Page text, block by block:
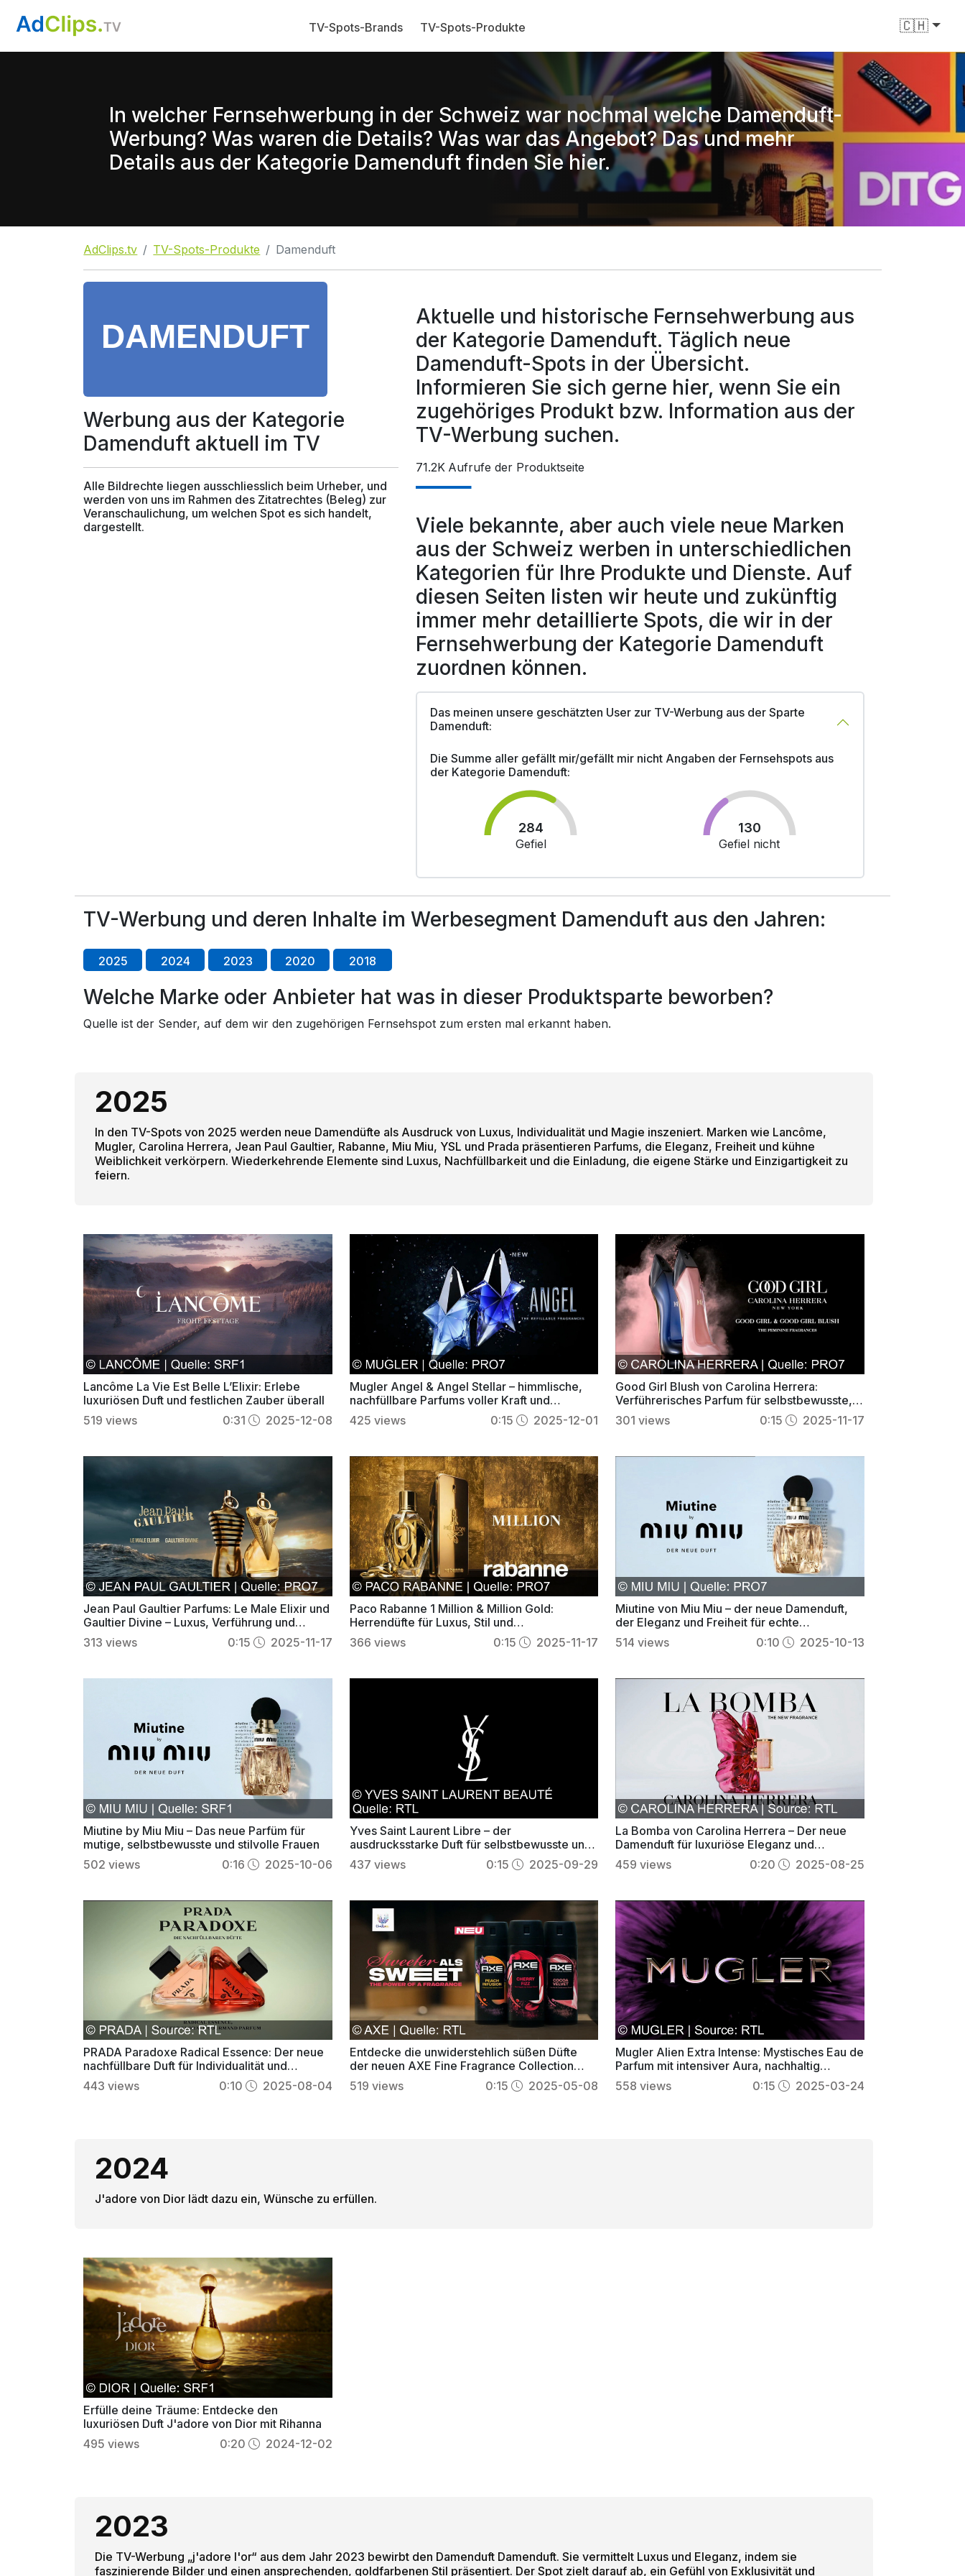
TV-Spots-Brands TV-Spots-Produkte 🇨🇭
In welcher Fernsehwerbung in der Schweiz war nochmal welche Damenduft-
Werbung? Was waren die Details? Was war das Angebot? Das und mehr
Details aus der Kategorie Damenduft finden Sie hier.
AdClips.tv TV-Spots-Produkte Damenduft
Werbung aus der Kategorie
Damenduft aktuell im TV
Alle Bildrechte liegen ausschliesslich beim Urheber, und
werden von uns im Rahmen des Zitatrechtes (Beleg) zur
Veranschaulichung, um welchen Spot es sich handelt,
dargestellt.
Aktuelle und historische Fernsehwerbung aus
der Kategorie Damenduft. Täglich neue
Damenduft-Spots in der Übersicht.
Informieren Sie sich gerne hier, wenn Sie ein
zugehöriges Produkt bzw. Information aus der
TV-Werbung suchen.
71.2K Aufrufe der Produktseite
Viele bekannte, aber auch viele neue Marken
aus der Schweiz werben in unterschiedlichen
Kategorien für Ihre Produkte und Dienste. Auf
diesen Seiten listen wir heute und zukünftig
immer mehr detaillierte Spots, die wir in der
Fernsehwerbung der Kategorie Damenduft
zuordnen können.
Das meinen unsere geschätzten User zur TV-Werbung aus der Sparte
Damenduft:
Die Summe aller gefällt mir/gefällt mir nicht Angaben der Fernsehspots aus
der Kategorie Damenduft:
284
Gefiel
130
Gefiel nicht
TV-Werbung und deren Inhalte im Werbesegment Damenduft aus den Jahren:
2025 2024 2023 2020 2018
Welche Marke oder Anbieter hat was in dieser Produktsparte beworben?
Quelle ist der Sender, auf dem wir den zugehörigen Fernsehspot zum ersten mal erkannt haben.
2025
In den TV-Spots von 2025 werden neue Damendüfte als Ausdruck von Luxus, Individualität und Magie inszeniert. Marken wie Lancôme,
Mugler, Carolina Herrera, Jean Paul Gaultier, Rabanne, Miu Miu, YSL und Prada präsentieren Parfums, die Eleganz, Freiheit und kühne
Weiblichkeit verkörpern. Wiederkehrende Elemente sind Luxus, Nachfüllbarkeit und die Einladung, die eigene Stärke und Einzigartigkeit zu
feiern.
Lancôme La Vie Est Belle L’Elixir: Erlebe
luxuriösen Duft und festlichen Zauber überall
519 views 0:31 2025-12-08
Mugler Angel & Angel Stellar – himmlische,
nachfüllbare Parfums voller Kraft und
Nachhaltigkeit
425 views 0:15 2025-12-01
Good Girl Blush von Carolina Herrera:
Verführerisches Parfum für selbstbewusste,
elegante Frauen
301 views 0:15 2025-11-17
Jean Paul Gaultier Parfums: Le Male Elixir und
Gaultier Divine – Luxus, Verführung und
Glamour
313 views 0:15 2025-11-17
Paco Rabanne 1 Million & Million Gold:
Herrendüfte für Luxus, Stil und
selbstbewusste Eleganz
366 views 0:15 2025-11-17
Miutine von Miu Miu – der neue Damenduft,
der Eleganz und Freiheit für echte
Individualistinnen vereint
514 views 0:10 2025-10-13
Miutine by Miu Miu – Das neue Parfüm für
mutige, selbstbewusste und stilvolle Frauen
502 views 0:16 2025-10-06
Yves Saint Laurent Libre – der
ausdrucksstarke Duft für selbstbewusste und
freie Frauen
437 views 0:15 2025-09-29
La Bomba von Carolina Herrera – Der neue
Damenduft für luxuriöse Eleganz und
magische Ausstrahlung
459 views 0:20 2025-08-25
PRADA Paradoxe Radical Essence: Der neue
nachfüllbare Duft für Individualität und
Vielseitigkeit
443 views 0:10 2025-08-04
Entdecke die unwiderstehlich süßen Düfte
der neuen AXE Fine Fragrance Collection
Deos
519 views 0:15 2025-05-08
Mugler Alien Extra Intense: Mystisches Eau de
Parfum mit intensiver Aura, nachhaltig
nachfüllbar
558 views 0:15 2025-03-24
2024
J'adore von Dior lädt dazu ein, Wünsche zu erfüllen.
Erfülle deine Träume: Entdecke den
luxuriösen Duft J'adore von Dior mit Rihanna
495 views 0:20 2024-12-02
2023
Die TV-Werbung „j'adore l'or“ aus dem Jahr 2023 bewirbt den Damenduft Damenduft. Sie vermittelt Luxus und Eleganz, indem sie
faszinierende Bilder und einen ansprechenden, goldfarbenen Stil präsentiert. Der Spot zielt darauf ab, ein Gefühl von Exklusivität und